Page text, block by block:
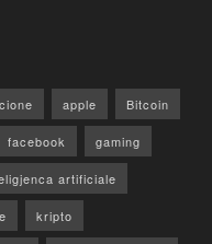
apple Bitcoin
facebook gaming
artificiale
kripto